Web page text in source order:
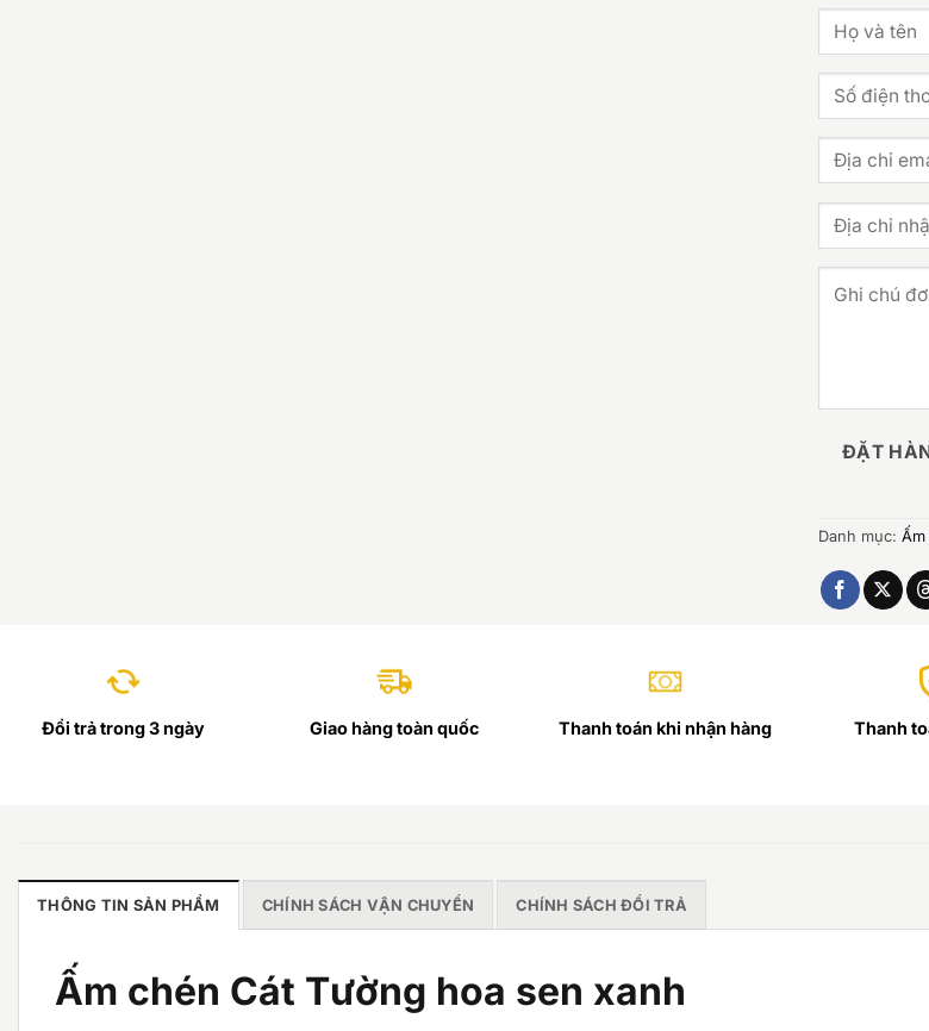
ĐẶT
Danh mục: Ấm
Đổi trả trong 3 ngày Giao hàng toàn quốc Thanh toán khi nhận hàng Thanh
THÔNG TIN SẢN PHẨM CHÍNH SÁCH VẬN CHUYỂN CHÍNH SÁCH ĐỔI TRẢ
Ấm chén Cát Tường hoa sen xanh